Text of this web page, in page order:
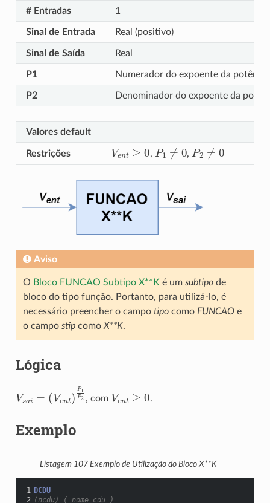
# Entradas 1
Sinal de Entrada Real (positivo)
Sinal de Saída Real
P1 Numerador do expoente da
P2 Denominador do expoente da
Valores default
Restrições
Ve t≥ 0 , P1 0 , P2 0
Aviso
O Bloco FUNCAO Subtipo X**K é um subtipode
bloco do tipo função. Portanto, para utilizá-lo, é
necessário preencher o campo tipocomo FUNCAOe
o campo stipcomo X**K.
Lógica
ai=
( )P1 P2 , com Ve t≥ 0 .
Exemplo
Listagem 107 Exemplo de Utilização do Bloco X**K
1 DCDU
2 (ncdu) ( nome cdu )